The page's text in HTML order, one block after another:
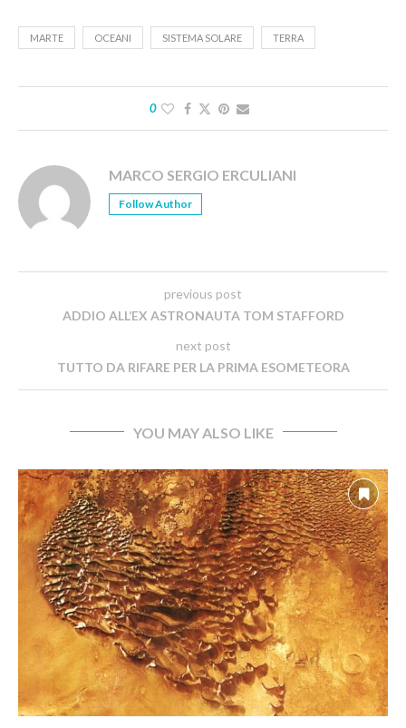
MARTE OCEANI SISTEMA SOLARE TERRA
0
MARCO SERGIO ERCULIANI
Follow Author
previous post
ADDIO ALL’EX ASTRONAUTA TOM STAFFORD
next post
TUTTO DA RIFARE PER LA PRIMA ESOMETEORA
YOU MAY ALSO LIKE